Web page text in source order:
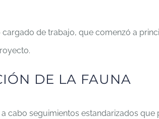
cargado de trabajo, que comenzó a
DE LA FAUNA
cabo seguimientos estandarizados